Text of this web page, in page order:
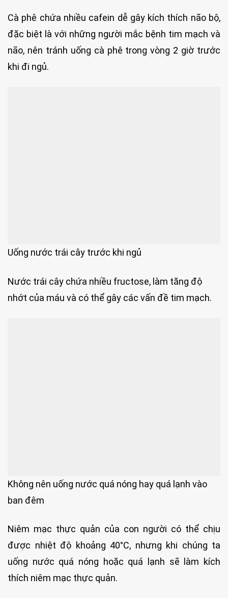
Cà phê chứa nhiều cafein dễ gây kích thích não bộ,
đặc biệt là với những người mắc bệnh tim mạch và
não, nên tránh uống cà phê trong vòng 2 giờ trước
khi đi ngủ.
Uống nước trái cây trước khi ngủ
Nước trái cây chứa nhiều fructose, làm tăng độ
nhớt của máu và có thể gây các vấn đề tim mạch.
Không nên uống nước quá nóng hay quá lạnh vào
ban đêm
Niêm mạc thực quản của con người có thể chịu
được nhiệt độ khoảng 40°C, nhưng khi chúng ta
uống nước quá nóng hoặc quá lạnh sẽ làm kích
thích niêm mạc thực quản.